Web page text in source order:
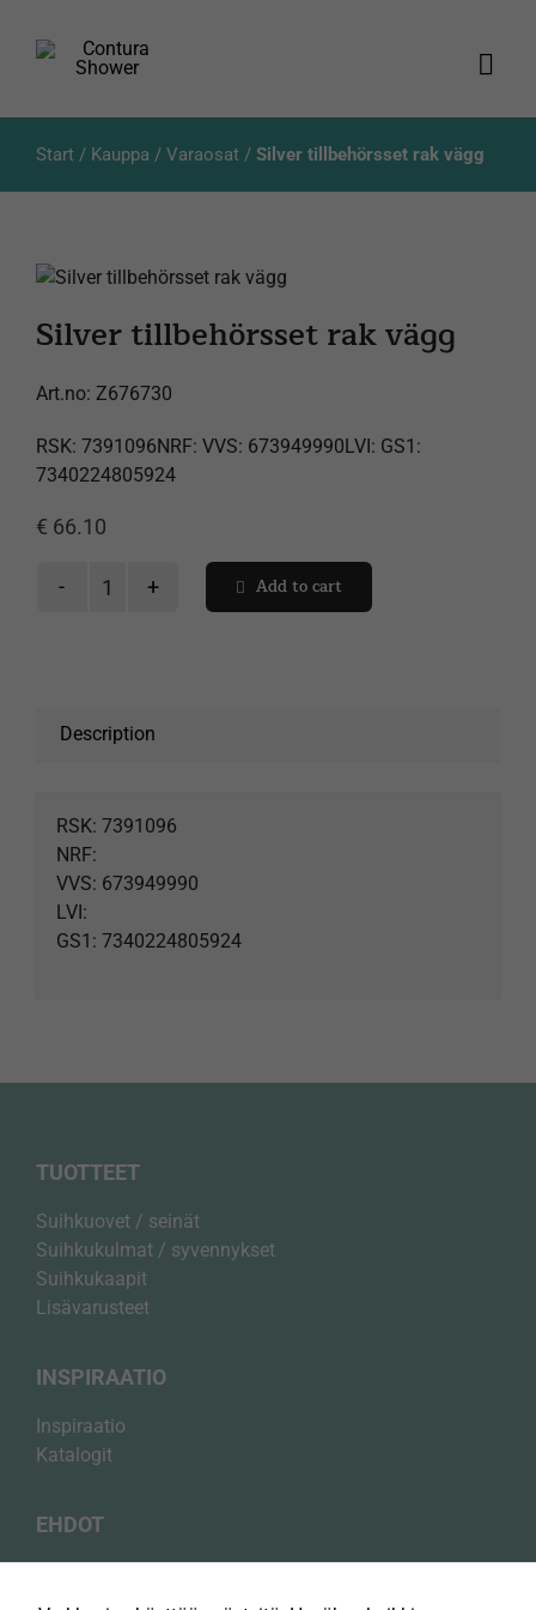
Tietoja meistä
search
Seuraa lähetystä
Start/ Kauppa / Varaosat/ Silver tillbehörsset rak vägg
Silver tillbehörsset rak vägg
Art.no: Z676730
RSK: 7391096NRF: VVS: 673949990LVI: GS1:
7340224805924
€ 66.10
Silver
quantity
Add to cart
Description
RSK: 7391096
NRF:
VVS: 673949990
LVI:
GS1: 7340224805924
TUOTTEET
Suihkuovet / seinät
Suihkukulmat / syvennykset
Suihkukaapit
Lisävarusteet
INSPIRAATIO
Inspiraatio
Katalogit
EHDOT
Evästekäytäntö